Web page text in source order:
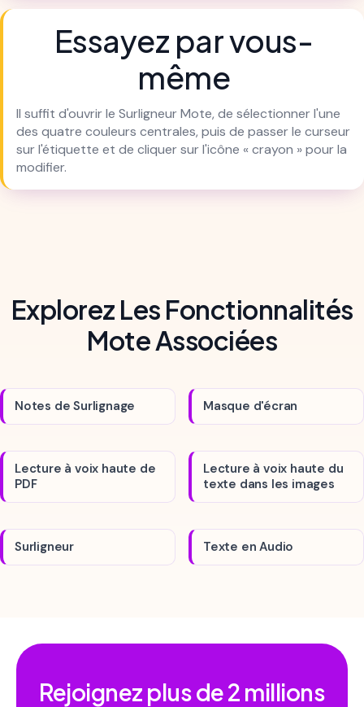
Essayez par vous-
même
Il suffit d'ouvrir le Surligneur Mote, de sélectionner l'une
des quatre couleurs centrales, puis de passer le curseur
sur l'étiquette et de cliquer sur l'icône « crayon » pour la
modifier.
Explorez Les Fonctionnalités
Mote Associées
Notes de Surlignage Masque d'écran
Lecture à voix haute de
PDF
Lecture à voix haute du
texte dans les images
Surligneur Texte en Audio
Rejoignez plus de2 millions